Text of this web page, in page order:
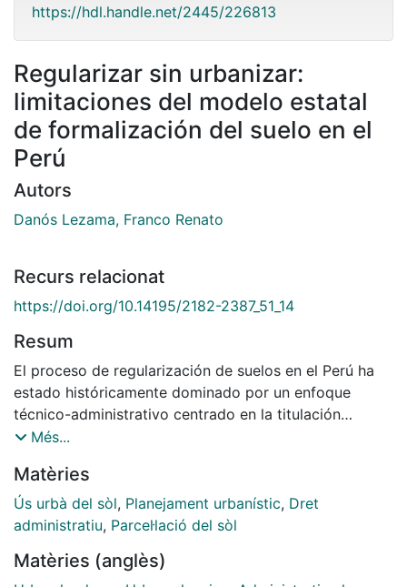
https://hdl.handle.net/2445/226813
Regularizar sin urbanizar:
limitaciones del modelo estatal
de formalización del suelo en el
Perú
Autors
Danós Lezama, Franco Renato
Recurs relacionat
https://doi.org/10.14195/2182-2387_51_14
Resum
El proceso de regularización de suelos en el Perú ha
estado históricamente dominado por un enfoque
técnico-administrativo centrado en la titulación
individual de la propiedad como mecanismo de
propia administración pública peruana, prioriza la
legalización registral sin articularla con una
planificación urbana integral. Como resultado, miles de
viviendo en contextos marcados por la precariedad:
Més...
Matèries
Ús urbà del sòl, Planejament urbanístic, Dret
administratiu, Parcel·lació del sòl
Matèries (anglès)